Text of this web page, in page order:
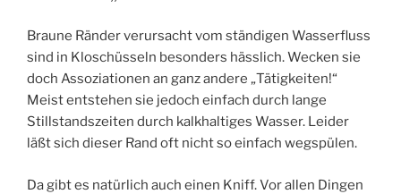
Braune Ränder verursacht vom ständigen Wasserfluss
sind in Kloschüsseln besonders hässlich. Wecken sie
doch Assoziationen an ganz andere „Tätigkeiten!“
Meist entstehen sie jedoch einfach durch lange
Stillstandszeiten durch kalkhaltiges Wasser. Leider
läßt sich dieser Rand oft nicht so einfach wegspülen.
Da gibt es natürlich auch einen Kniff. Vor allen Dingen